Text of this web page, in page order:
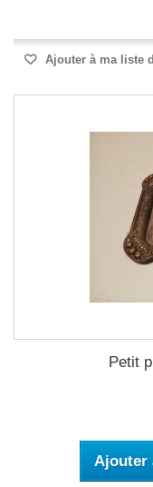
Ajouter à ma liste
Petit
Ajouter